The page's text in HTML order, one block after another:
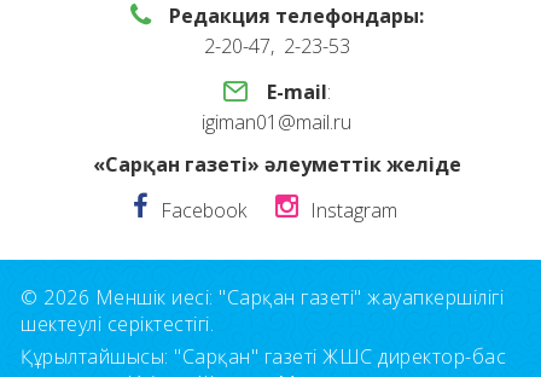
Редакция телефондары:
2-20-47, 2-23-53
E-mail:
igiman01@mail.ru
«Сарқан газеті» әлеуметтік желіде
Facebook
Instagram
© 2026 Меншік иесі: "Сарқан газеті" жауапкершілігі
шектеулі серіктестігі.
Құрылтайшысы: "Сарқан" газеті ЖШС директор-бас